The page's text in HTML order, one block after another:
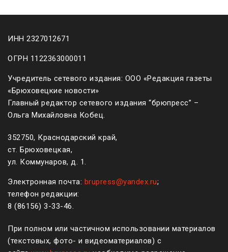
ИНН 2327012671
ОГРН 1122363000011
Учредитель сетевого издания: ООО «Редакция газеты
«Брюховецкие новости»
Главный редактор сетевого издания “брюпресс” –
Ольга Михайловна Кобец.
352750, Краснодарский край,
ст. Брюховецкая,
ул. Коммунаров, д. 1.
Электронная почта: brupress@yandex.ru;
телефон редакции:
8 (861 56) 3-33-46.
При полном или частичном использовании материалов
(текстовых, фото- и видеоматериалов) с